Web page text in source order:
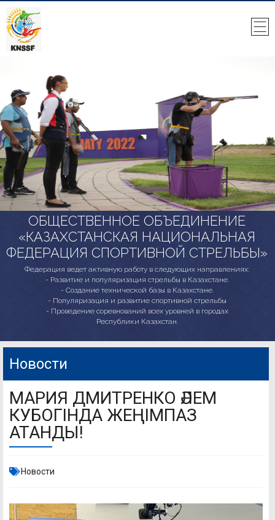
ОБЩЕСТВЕННОЕ ОБЪЕДИНЕНИЕ
«КАЗАХСТАНСКАЯ НАЦИОНАЛЬНАЯ
ФЕДЕРАЦИЯ СПОРТИВНОЙ СТРЕЛЬБЫ»
Федерация ведет активную работу в следующих направлениях:
- Развитие и популяризация стрельбы в Казахстане.
- Создание технической базы в Казахстане.
- Популяризация и развитие спортивной стрельбы
- Проведение соревнований всех уровней в городах
Республики Казахстан.
Новости
МАРИЯ ДМИТРЕНКО ӘЛЕМ
КУБОГІНДА ЖЕҢІМПАЗ
АТАНДЫ!
Новости